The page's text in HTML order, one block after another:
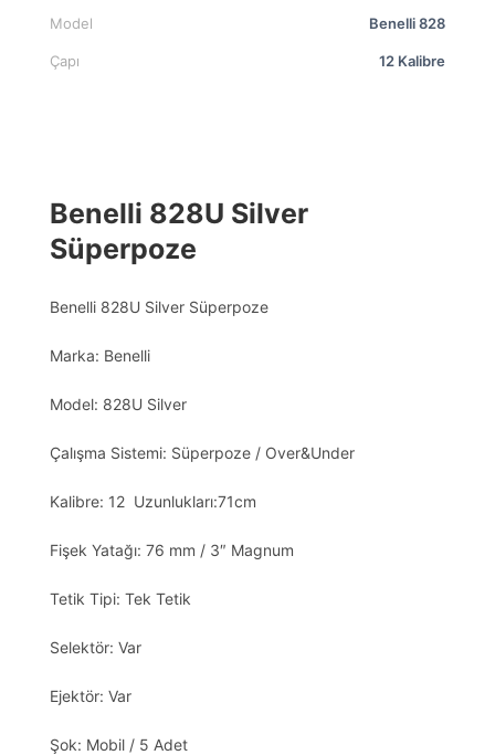
Model Benelli 828
Çapı 12 Kalibre
Benelli 828U Silver
Süperpoze
Benelli 828U Silver Süperpoze
Marka: Benelli
Model: 828U Silver
Çalışma Sistemi: Süperpoze / Over&Under
Kalibre: 12 Uzunlukları:71cm
Fişek Yatağı: 76 mm / 3″ Magnum
Tetik Tipi: Tek Tetik
Selektör: Var
Ejektör: Var
Şok: Mobil / 5 Adet